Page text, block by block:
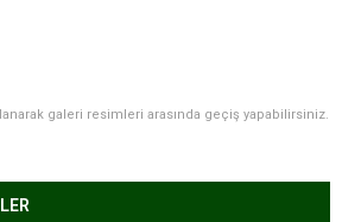
galeri resimleri arasında geçiş yapabilirsiniz.